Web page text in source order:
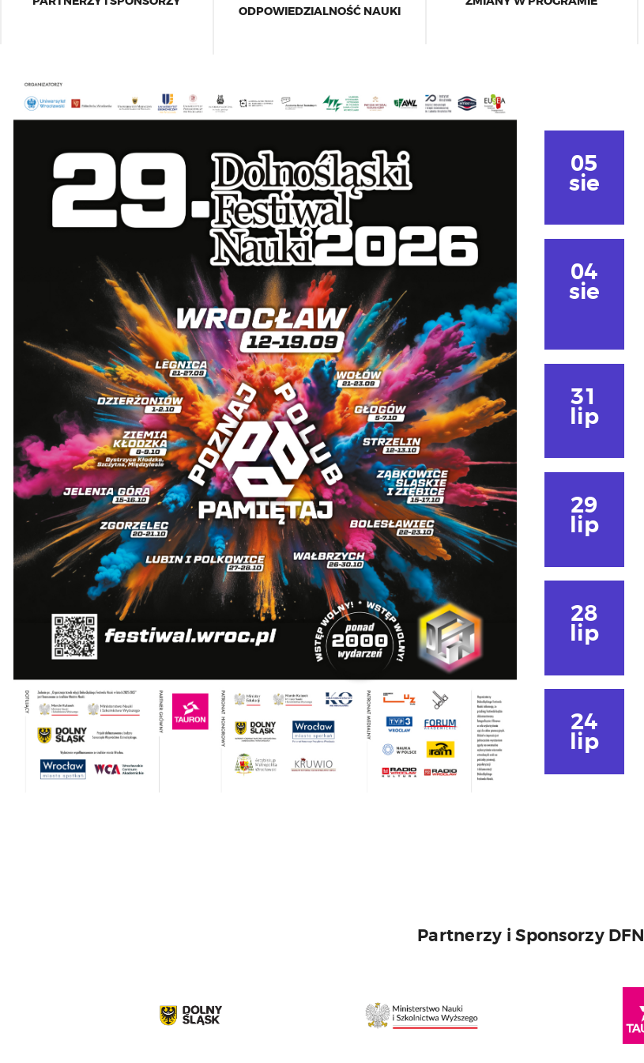
ODPOWIEDZIALNOŚĆ NAUKI
05
sie
04
sie
31
lip
29
lip
28
lip
24
lip
Partnerzy i Sponsorzy DFN